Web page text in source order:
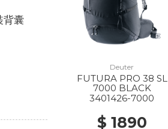
Deuter
FUTURA PRO 38 SL
7000 BLACK
3401426-7000
$ 1890
背囊